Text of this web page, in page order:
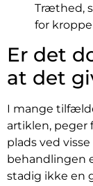
Træthed,
for
Er det
at det
I mange
artiklen, peger
plads ved
behandlingen
stadig ikke en